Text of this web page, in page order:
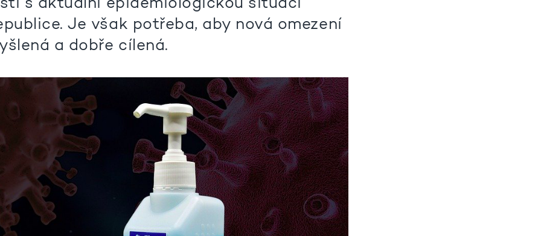
s aktuální epidemiologickou situací
Je však potřeba, aby nová omezení
a dobře cílená.